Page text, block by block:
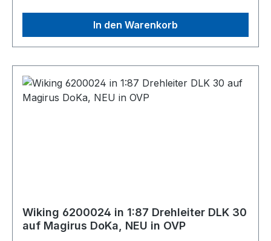
In den Warenkorb
Wiking 6200024 in 1:87 Drehleiter DLK 30
auf Magirus DoKa, NEU in OVP